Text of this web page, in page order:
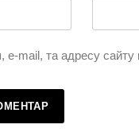
e-mail, та адресу